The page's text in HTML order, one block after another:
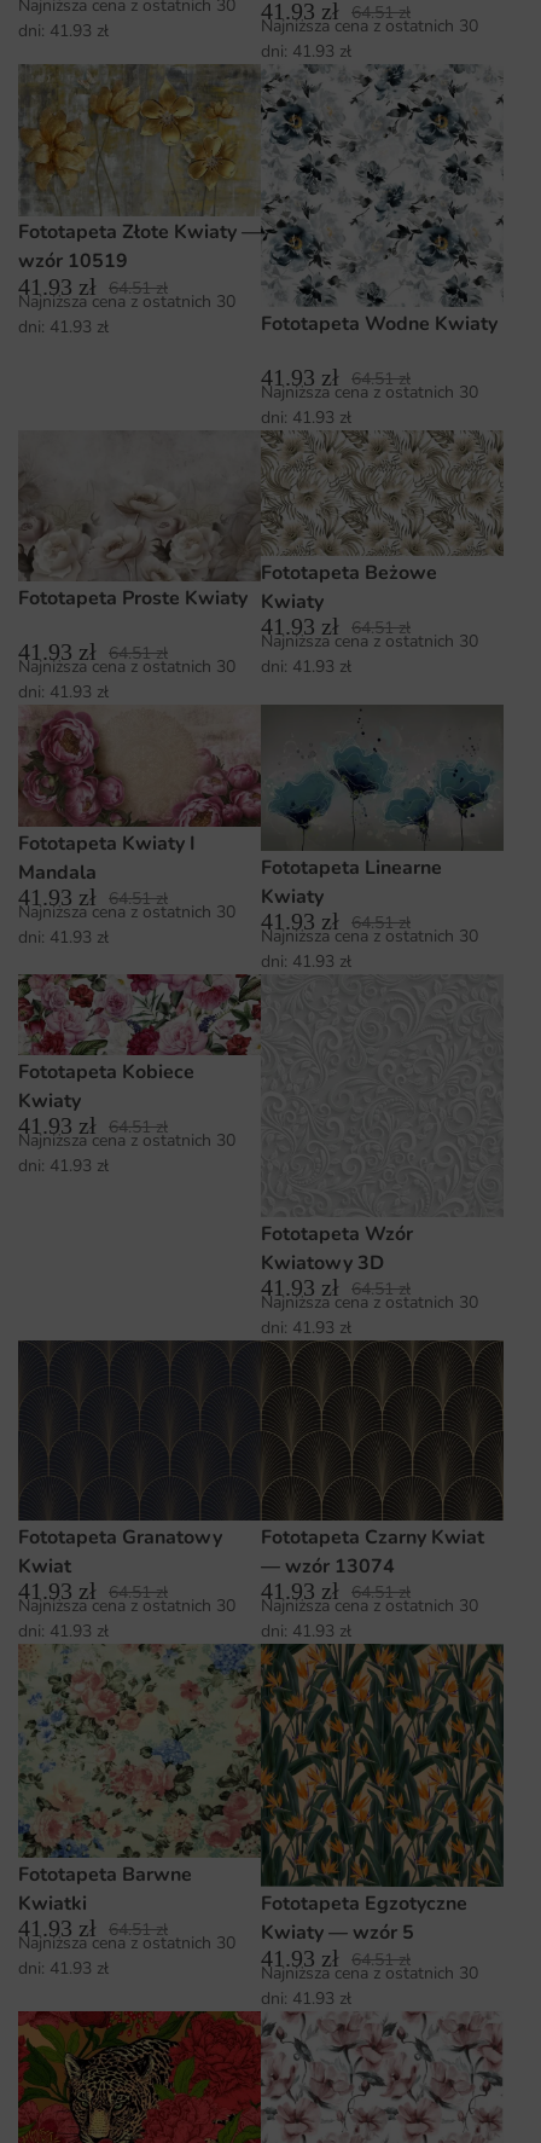
Najniższa cena z ostatnich 30
dni: 41.93 zł
41.93 zł 64.51zł
Najniższa cena z ostatnich 30
dni: 41.93 zł
Fototapeta Złote Kwiaty —
wzór 10519
41.93 zł 64.51zł
Najniższa cena z ostatnich 30
dni: 41.93 zł Fototapeta Wodne Kwiaty
41.93 zł 64.51zł
Najniższa cena z ostatnich 30
dni: 41.93 zł
Fototapeta Proste Kwiaty
41.93 zł 64.51zł
Najniższa cena z ostatnich 30
dni: 41.93 zł
Fototapeta Beżowe
Kwiaty
41.93 zł 64.51zł
Najniższa cena z ostatnich 30
dni: 41.93 zł
Fototapeta Kwiaty I
Mandala
41.93 zł 64.51zł
Najniższa cena z ostatnich 30
dni: 41.93 zł
Fototapeta Linearne
Kwiaty
41.93 zł 64.51zł
Najniższa cena z ostatnich 30
dni: 41.93 zł
Fototapeta Kobiece
Kwiaty
41.93 zł 64.51zł
Najniższa cena z ostatnich 30
dni: 41.93 zł
Fototapeta Wzór
Kwiatowy 3D
41.93 zł 64.51zł
Najniższa cena z ostatnich 30
dni: 41.93 zł
Fototapeta Granatowy
Kwiat
41.93 zł 64.51zł
Najniższa cena z ostatnich 30
dni: 41.93 zł
Fototapeta Czarny Kwiat
— wzór 13074
41.93 zł 64.51zł
Najniższa cena z ostatnich 30
dni: 41.93 zł
Fototapeta Barwne
Kwiatki
41.93 zł 64.51zł
Najniższa cena z ostatnich 30
dni: 41.93 zł
Fototapeta Egzotyczne
Kwiaty — wzór 5
41.93 zł 64.51zł
Najniższa cena z ostatnich 30
dni: 41.93 zł